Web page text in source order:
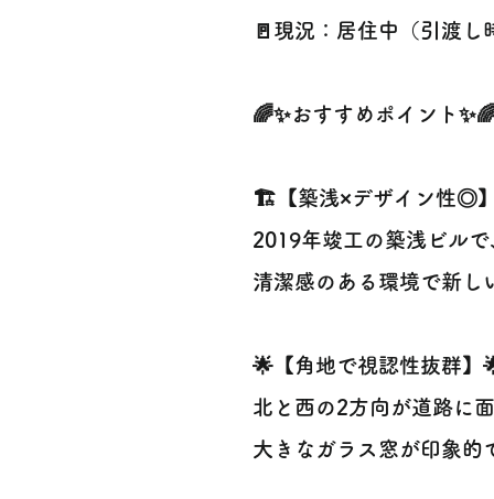
🚪現況：居住中（引渡し
🌈✨おすすめポイント
🏗️【築浅×デザイン性◎
2019年竣工の築浅ビル
清潔感のある環境で新し
🌟【角地で視認性抜群】
北と西の2方向が道路に
大きなガラス窓が印象的